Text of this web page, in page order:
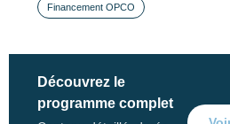
Financement OPCO
Découvrez le
programme complet